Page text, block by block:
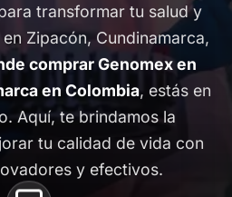
transformar tu salud y
Zipacón, Cundinamarca,
comprar Genomex en
en Colombia, estás en
Aquí, te brindamos la
tu calidad de vida con
y efectivos.